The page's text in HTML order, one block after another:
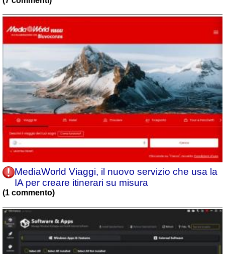
MediaWorld Viaggi, il nuovo servizio che usa la
IA per creare itinerari su misura
(1 commento)